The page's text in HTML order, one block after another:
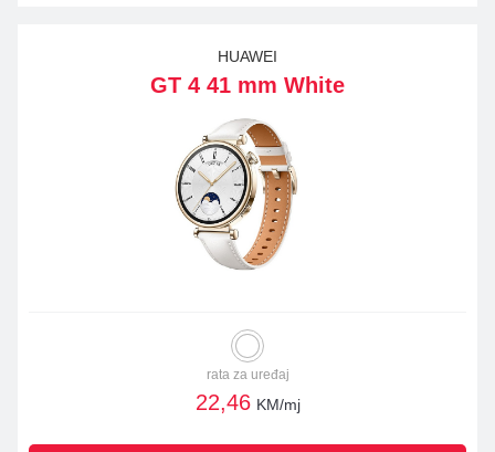
HUAWEI
GT 4 41 mm White
rata za uređaj
22,46 KM/mj